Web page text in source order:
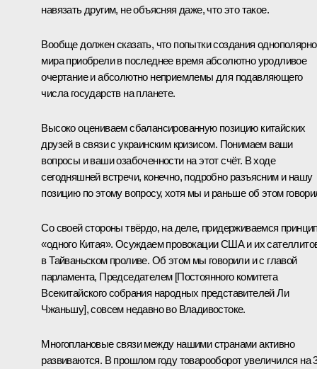
навязать другим, не объясняя даже, что это такое.
Вообще должен сказать, что попытки создания
мира приобрели в последнее время абсолютно уродливое
очертание и абсолютно неприемлемы для подавляющего
числа государств на планете.
Высоко оцениваем сбалансированную позицию китайских
друзей в связи с украинским кризисом. Понимаем ваши
вопросы и ваши озабоченности на этот счёт. В ходе
сегодняшней встречи, конечно, подробно разъясним и нашу
позицию по этому вопросу, хотя мы и раньше об этом
Со своей стороны твёрдо, на деле, придерживаемся
«одного Китая». Осуждаем провокации США и их
в Тайваньском проливе. Об этом мы говорили и с главой
парламента, Председателем [Постоянного комитета
Всекитайского собрания народных представителей Ли
Чжаньшу], совсем недавно во Владивостоке.
Многоплановые связи между нашими странами активно
развиваются. В прошлом году товарооборот увеличился на